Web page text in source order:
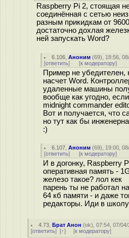
Raspberry Pi 2, стоящая
соединённая с сетью
разным прикидкам от
достаточно дохлая
ней запускать Word?
6.106 ,Аноним (69), 18:56,
[ответить] [к модератору]
Пример не убедителен,
насчет Word.
удаленные машины
вообще как угодно,
midnight commander
Вот и получается, что
но тут как бы
:)
6.107 ,Аноним (69), 19:00,
[ответить] [к модератору]
И в догонку, Raspberry
оперативная память -
железо такое? лол кек
парень ты не работал
64 кб памяти - и даже
редакторы. Иди в
4.73 ,Брат Анон (ok), 07:54, 07/
[ответить] [↑] [к модератору]